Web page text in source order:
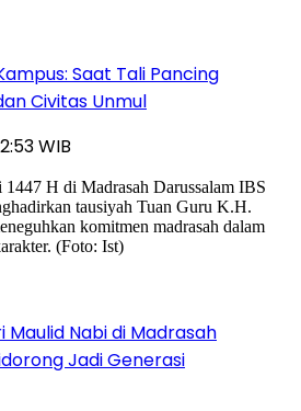
Saat Tali Pancing
Civitas Unmul
WIB
Maulid Nabi di Madrasah
Jadi Generasi